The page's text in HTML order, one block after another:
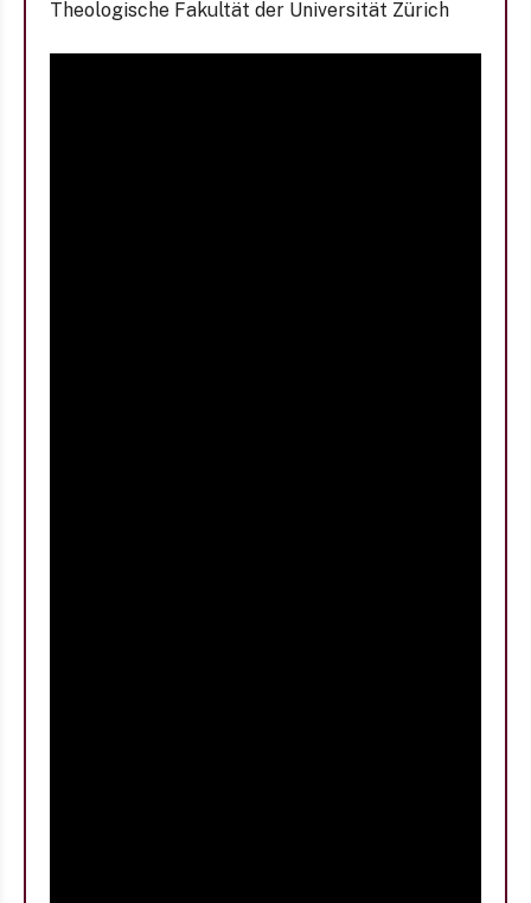
Theologische Fakultät der Universität Zürich